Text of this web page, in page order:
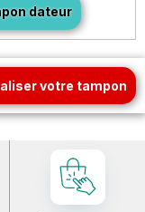
dateur
votre tampon